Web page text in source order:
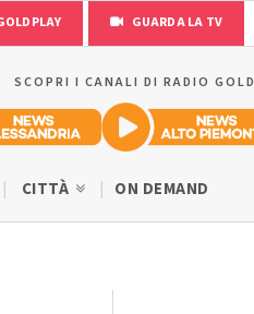
GUARDA LA TV
SCOPRI I CANALI DI RADIO GOLD
CITTÀ ON DEMAND